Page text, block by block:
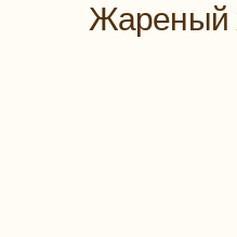
Жареный